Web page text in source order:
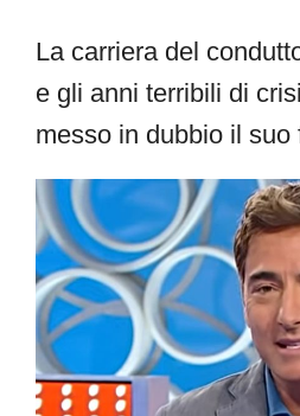
La carriera del
e gli anni terribili di
messo in dubbio il suo